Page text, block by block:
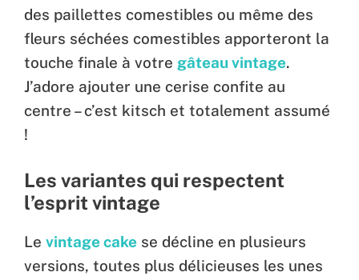
des paillettes comestibles ou même des
fleurs séchées comestibles apporteront la
touche finale à votre gâteau vintage.
J’adore ajouter une cerise confite au
centre – c’est kitsch et totalement assumé
!
Les variantes qui respectent
l’esprit vintage
Le vintage cake se décline en plusieurs
versions, toutes plus délicieuses les unes